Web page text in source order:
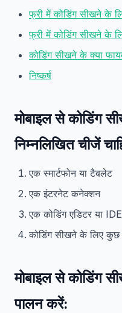
फ्री में कोडिंग सीखने के
फ्री में कोडिंग सीखने के
कोडिंग सीखने के क्या
निष्कर्ष
मोबाइल से कोडिंग
निम्नलिखित चीजें
एक स्मार्टफोन या टैबलेट
एक इंटरनेट कनेक्शन
एक कोडिंग एडिटर या IDE
कोडिंग सीखने के लिए
मोबाइल से कोडिंग
पालन करें: